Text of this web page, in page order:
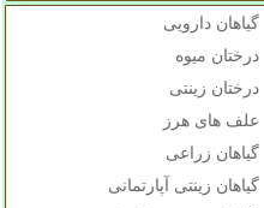
گیاهان دارویی
درختان میوه
درختان زینتی
علف های هرز
گیاهان زراعی
گیاهان زینتی آپارتمانی